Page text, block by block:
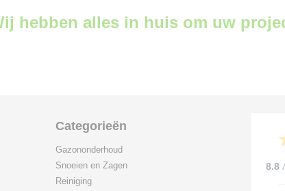
hebben alles in huis om uw
Categorieën
Gazononderhoud
Snoeien en Zagen
Reiniging
8.8 /